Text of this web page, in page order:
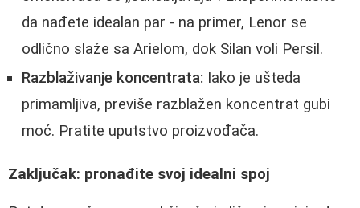
da nađete idealan par - na primer, Lenor se
odlično slaže sa Arielom, dok Silan voli Persil.
Razblaživanje koncentrata: Iako je ušteda
primamljiva, previše razblažen koncentrat gubi
moć. Pratite uputstvo proizvođača.
Zaključak: pronađite svoj idealni spoj